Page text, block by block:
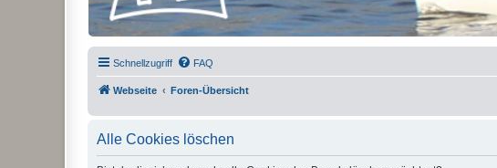
Schnellzugriff FAQ
Webseite Foren-Übersicht
Alle Cookies löschen